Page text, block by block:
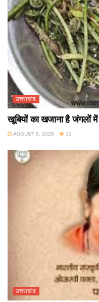
उत्तराखंड
खूबियों का खजाना है जंगलों में
AUGUST 6, 2026 10
उत्तराखंड